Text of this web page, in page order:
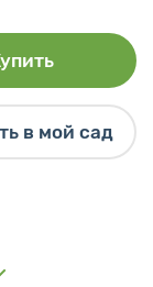
в мой сад